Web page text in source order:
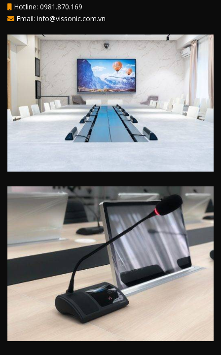
Hotline: 0981.870.169
Email: info@vissonic.com.vn